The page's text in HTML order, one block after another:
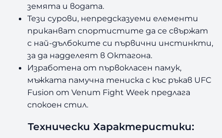
земята и водата.
Тези сурови, непредсказуеми елементи
приканват спортистите да се свържат
с най-дълбоките си първични инстинкти,
за да надделеят в Октагона.
Изработена от първокласен памук,
мъжката памучна тениска с къс ръкав UFC
Fusion от Venum Fight Week предлага
спокоен стил.
Технически Характеристики: